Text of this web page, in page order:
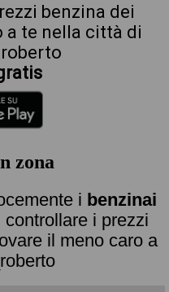
benzina dei
te nella città di
zona
i benzinai
controllare i prezzi
il meno caro a